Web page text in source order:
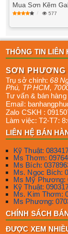
Mua Sơn Kẽm
577
THÔNG TIN LIÊN
SƠN PHƯƠNG
Trụ sở chính:68
Phú, TP HCM,
Tư vấn & bán hàng
Email:
Zalo CSKH :
Làm việc: T2-T7:
LIÊN HỆ BÁN
Kỹ Thuật:
Ms Thơm:
Ms Bích:
Ms. Ngọc Bích:
Ms Mỹ Phương:
Kỹ Thuật:
Ms. Kim Thơm:
Ms Phương:
CHÍNH SÁCH
ĐƯỢC XEM